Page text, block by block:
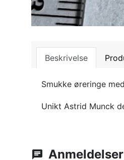
Beskrivelse
Smukke øreringe
Unikt Astrid Munck
chat